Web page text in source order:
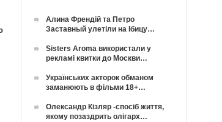
Алина Френдій та Петро
Заставный улетіли на Ібицу…
Sisters Aroma використали у
рекламі квитки до Москви…
Українських акторок обманом
заманюють в фільми 18+…
Олександр Кізляр -спосіб життя,
якому позаздрить олігарх…